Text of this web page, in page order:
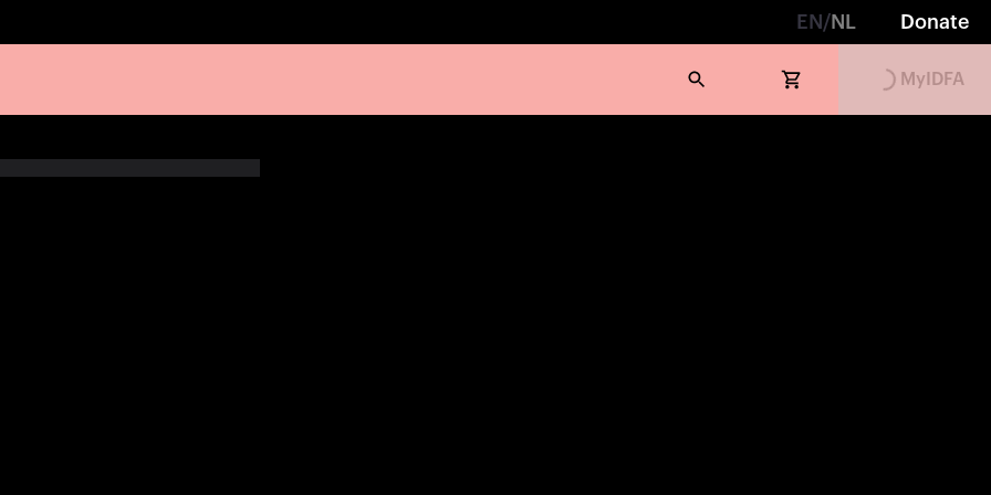
EN /NL Donate
Loading...
MyIDFA